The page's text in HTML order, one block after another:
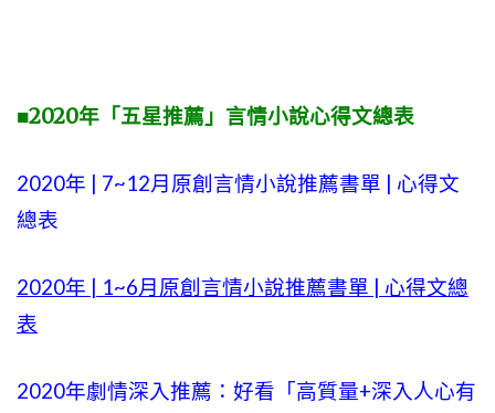
■2020年「五星推薦」言情小說心得文總表
2020年 | 7~12月原創言情小說推薦書單 | 心得文
總表
2020年 | 1~6月原創言情小說推薦書單 | 心得文總
表
2020年劇情深入推薦：好看「高質量+深入人心有